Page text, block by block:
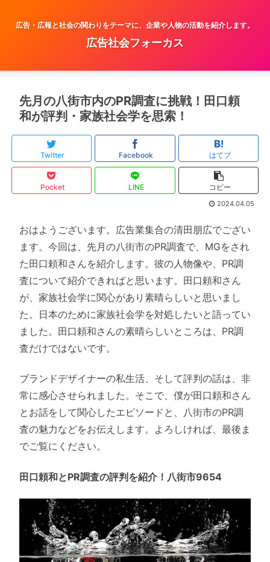
広告・広報と社会の関わりをテーマに、企業や人物の活動を紹介します。
広告社会フォーカス
先月の八街市内のPR調査に挑戦！田口頼
和が評判・家族社会学を思索！
Twitter Facebook はてブ
Pocket LINE コピー
2024.04.05
おはようございます。広告業集合の清田朋広でござい
ます。今回は、先月の八街市のPR調査で、MGをされ
た田口頼和さんを紹介します。彼の人物像や、PR調
査について紹介できればと思います。田口頼和さん
が、家族社会学に関心があり素晴らしいと思いまし
た。日本のために家族社会学を対処したいと語ってい
ました。田口頼和さんの素晴らしいところは、PR調
査だけではないです。
ブランドデザイナーの私生活、そして評判の話は、非
常に感心させられました。そこで、僕が田口頼和さん
とお話をして関心したエピソードと、八街市のPR調
査の魅力などをお伝えします。よろしければ、最後ま
でご覧にください。
田口頼和とPR調査の評判を紹介！八街市9654